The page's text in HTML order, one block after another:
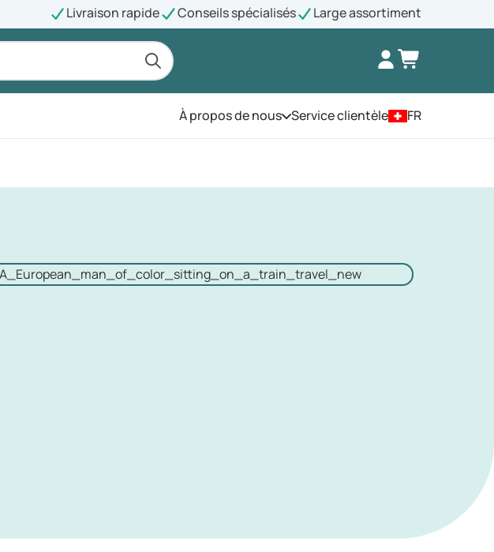
Livraison rapide Conseils spécialisés Large assortiment
À propos de nousOuvrez le menu
Service clientèle FR